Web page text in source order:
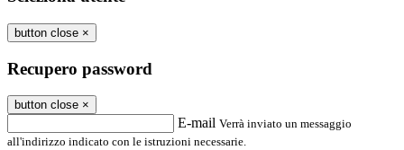
button close ×
Recupero password
button close ×
E-mail Verrà inviato un messaggio
all'indirizzo indicato con le istruzioni necessarie.